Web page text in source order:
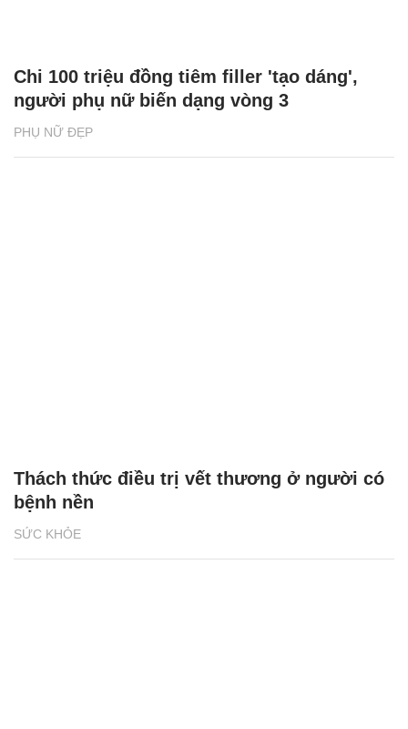
PHỤ NỮ ĐẸP
Chi 100 triệu đồng tiêm filler 'tạo dáng',
người phụ nữ biến dạng vòng 3
SỨC KHỎE
Thách thức điều trị vết thương ở người có
bệnh nền